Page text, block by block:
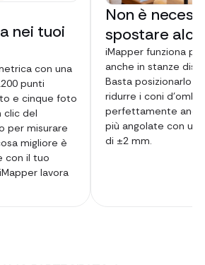
nei tuoi
con una
punti
e cinque foto
clic del
per misurare
migliore è
con il tuo
lavora
Non è
spostare
iMapper funziona
anche in stanze
Basta posizionarlo
ridurre i coni
perfettamente
più angolate con
di ±2 mm.